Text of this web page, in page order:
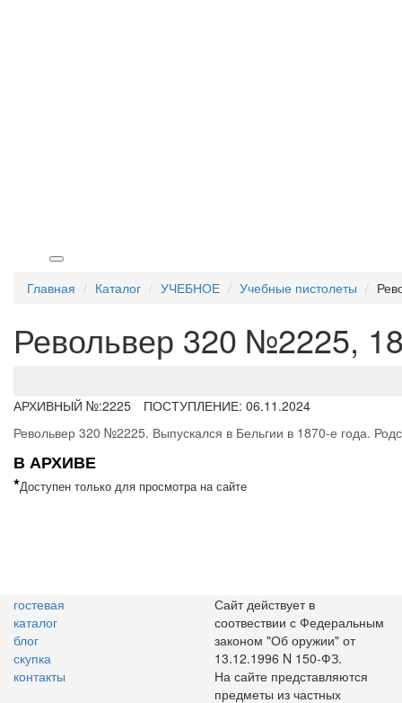
Главная Каталог УЧЕБНОЕ Учебные пистолеты
Револьвер 320 №2225,
АРХИВНЫЙ №:2225
ПОСТУПЛЕНИЕ: 06.11.2024
Револьвер 320 №2225. Выпускался в Бельгии в 1870-е года.
В АРХИВЕ
*Доступен только для просмотра на сайте
гостевая
каталог
блог
скупка
контакты
Сайт действует в
соотвествии с Федеральным
законом "Об оружии" от
13.12.1996 N 150-ФЗ.
На сайте представляются
предметы из частных